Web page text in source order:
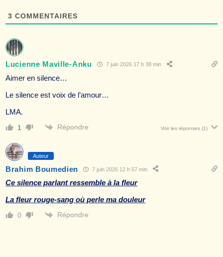
3 COMMENTAIRES
Lucienne Maville-Anku 7 juin 2026 17 h 38 min
Aimer en silence…
Le silence est voix de l’amour…
LMA.
1 Répondre Voir les réponses (1)
Auteur
Brahim Boumedien 7 juin 2026 12 h 57 min
Ce silence parlant ressemble à la fleur
La fleur rouge-sang où perle ma douleur
0 Répondre